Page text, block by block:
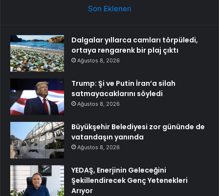
Son Eklenen
Dalgalar yıllarca camları törpüledi,
ortaya rengarenk bir plaj çıktı
Ağustos 8, 2026
Trump: Şi ve Putin İran’a silah
satmayacaklarını söyledi
Ağustos 8, 2026
Büyükşehir Belediyesi zor gününde de
vatandaşın yanında
Ağustos 8, 2026
YEDAŞ, Enerjinin Geleceğini
Şekillendirecek Genç Yetenekleri
Arıyor